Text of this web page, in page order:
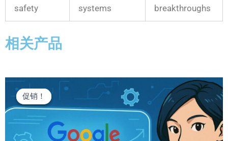
safety
systems
breakthroughs
相关产品
促销！
促销！
为：
¥1,299.00。
前
价
为：
¥1,099.00。